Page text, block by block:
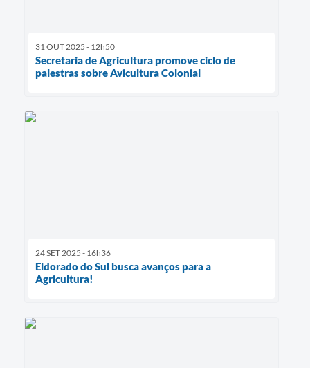
31 OUT 2025 - 12h50
Secretaria de Agricultura promove ciclo de
palestras sobre Avicultura Colonial
24 SET 2025 - 16h36
Eldorado do Sul busca avanços para a
Agricultura!